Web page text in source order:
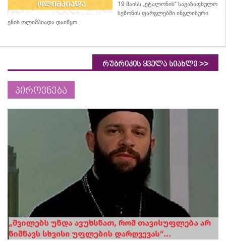
19 მაისს „ეტალონის“ საგაზაფხულო
სეზონის ფარგლებში ინგლისური
ენის ოლიმპიადა დაიწყო
რუბრიკის ყველა სიახლე >>
პიროვნება